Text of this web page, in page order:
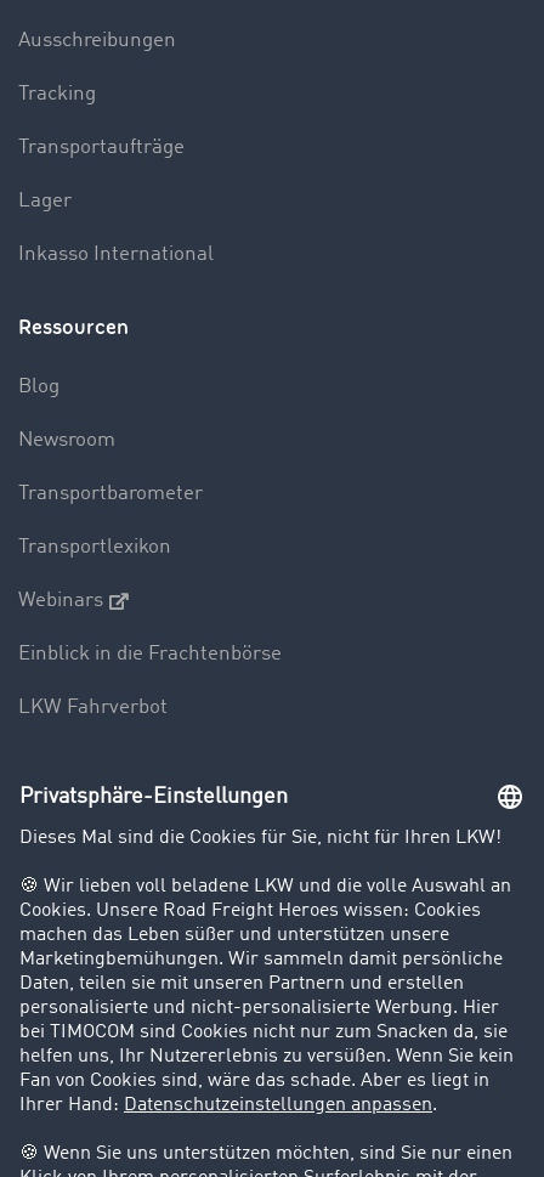
Ausschreibungen
Tracking
Transportaufträge
Lager
Inkasso International
Ressourcen
Blog
Newsroom
Transportbarometer
Transportlexikon
Webinars
Einblick in die Frachtenbörse
LKW Fahrverbot
Unternehmen
Kunden werben Kunden
Success Stories
Karriere
Support
Kontakt
Rechtliches